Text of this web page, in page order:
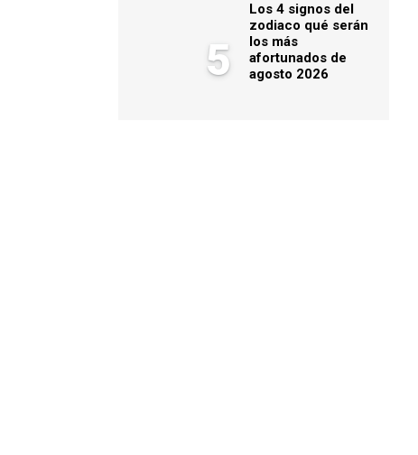
5
Los 4 signos del
zodiaco qué serán
los más
afortunados de
agosto 2026